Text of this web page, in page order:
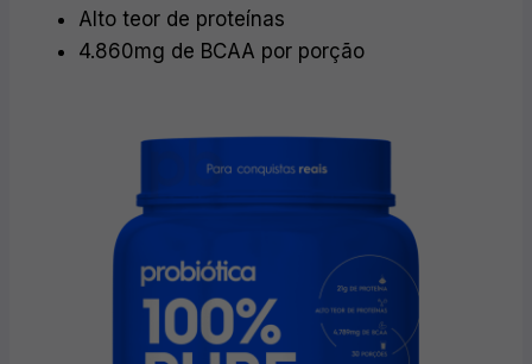
Alto teor de proteínas
4.860mg de BCAA por porção